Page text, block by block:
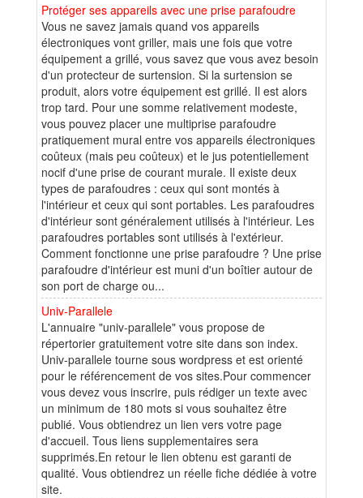
Protéger ses appareils avec une prise parafoudre
Vous ne savez jamais quand vos appareils
électroniques vont griller, mais une fois que votre
équipement a grillé, vous savez que vous avez besoin
d'un protecteur de surtension. Si la surtension se
produit, alors votre équipement est grillé. Il est alors
trop tard. Pour une somme relativement modeste,
vous pouvez placer une multiprise parafoudre
pratiquement mural entre vos appareils électroniques
coûteux (mais peu coûteux) et le jus potentiellement
nocif d'une prise de courant murale. Il existe deux
types de parafoudres : ceux qui sont montés à
l'intérieur et ceux qui sont portables. Les parafoudres
d'intérieur sont généralement utilisés à l'intérieur. Les
parafoudres portables sont utilisés à l'extérieur.
Comment fonctionne une prise parafoudre ? Une prise
parafoudre d'intérieur est muni d'un boîtier autour de
son port de charge ou...
Univ-Parallele
L'annuaire "univ-parallele" vous propose de
répertorier gratuitement votre site dans son index.
Univ-parallele tourne sous wordpress et est orienté
pour le référencement de vos sites.Pour commencer
vous devez vous inscrire, puis rédiger un texte avec
un minimum de 180 mots si vous souhaitez être
publié. Vous obtiendrez un lien vers votre page
d'accueil. Tous liens supplementaires sera
supprimés.En retour le lien obtenu est garanti de
qualité. Vous obtiendrez un réelle fiche dédiée à votre
site.